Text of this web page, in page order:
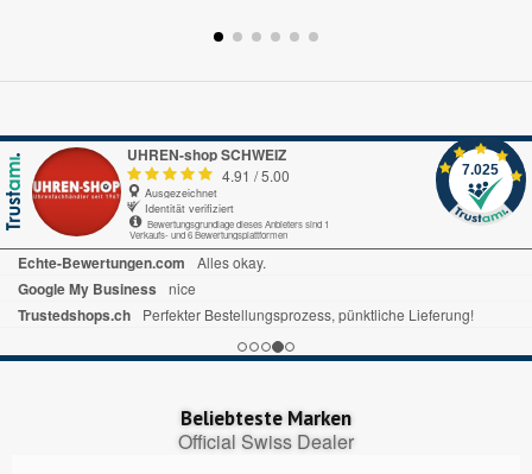
UHREN-shop SCHWEIZ
4.91 /5.00
Ausgezeichnet
Identität verifiziert
Bewertungsgrundlage dieses Anbieters sind 1
Verkaufs- und 6 Bewertungsplattformen
7.025
Trusted Shops.de Alles gut gelaufen
Trustedshops.ch ich habe schon mal bewertet alles war sehr gut ,prompte Lieferung bin zufrieden
Echte-Bewertungen.com Ist alles sehr übersichtlich. Bin sehr zufrieden.
Beliebteste Marken
Official Swiss Dealer